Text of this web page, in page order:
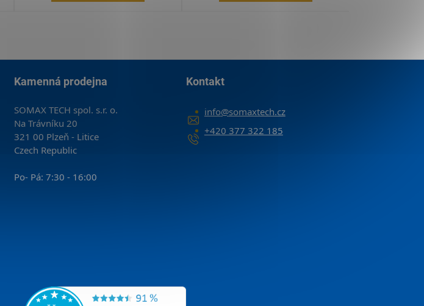
Kamenná prodejna
SOMAX TECH spol. s.r. o.
Na Trávníku 20
321 00 Plzeň - Litice
Czech Republic
Po- Pá: 7:30 - 16:00
Kontakt
info@somaxtech.cz
+420 377 322 185